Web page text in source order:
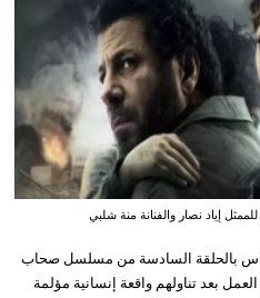
إياد نصار والفنانة منة شلبي
بالحلقة السادسة من مسلسل صحاب
بعد تناولهم واقعة إنسانية مؤلمة